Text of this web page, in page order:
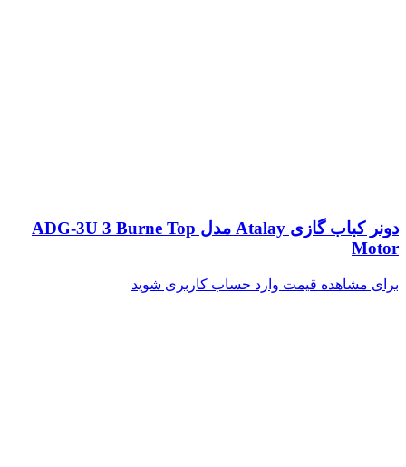
دونر کباب گازی Atalay مدل ADG-3U 3 Burne Top
Motor
برای مشاهده قیمت وارد حساب کاربری شوید